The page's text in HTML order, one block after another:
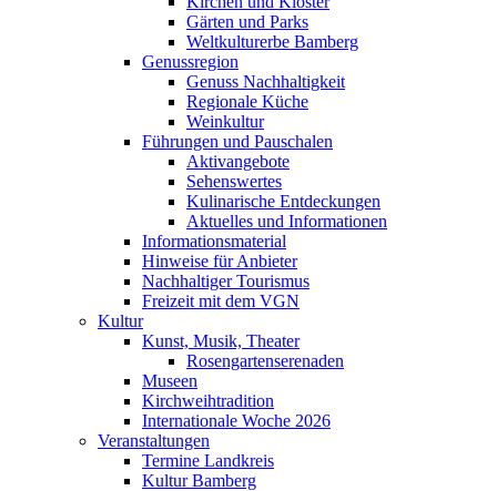
Gärten und Parks
Weltkulturerbe Bamberg
Genussregion
Genuss Nachhaltigkeit
Regionale Küche
Weinkultur
Führungen und Pauschalen
Aktivangebote
Sehenswertes
Kulinarische Entdeckungen
Aktuelles und Informationen
Informationsmaterial
Hinweise für Anbieter
Nachhaltiger Tourismus
Freizeit mit dem VGN
Kultur
Kunst, Musik, Theater
Rosengartenserenaden
Museen
Kirchweihtradition
Internationale Woche 2026
Veranstaltungen
Termine Landkreis
Kultur Bamberg